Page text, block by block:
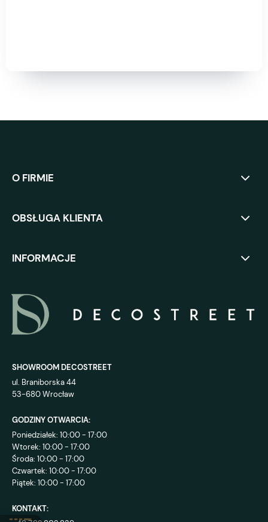
O FIRMIE
OBSŁUGA KLIENTA
INFORMACJE
SHOWROOM DECOSTREET
ul. Braniborska 44
53-680 Wrocław
GODZINY OTWARCIA:
Poniedziałek: 10:00 - 17:00
Wtorek: 10:00 - 17:00
Środa: 10:00 - 17:00
Czwartek: 10:00 - 17:00
Piątek: 10:00 - 17:00
KONTAKT: